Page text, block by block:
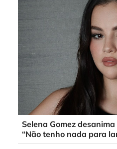
Selena Gomez
“Não tenho nada para